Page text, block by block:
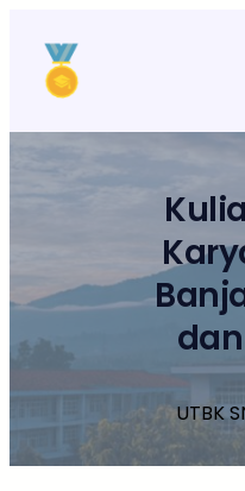
konten
UTBK